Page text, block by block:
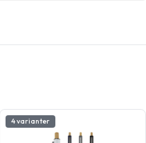
4 varianter